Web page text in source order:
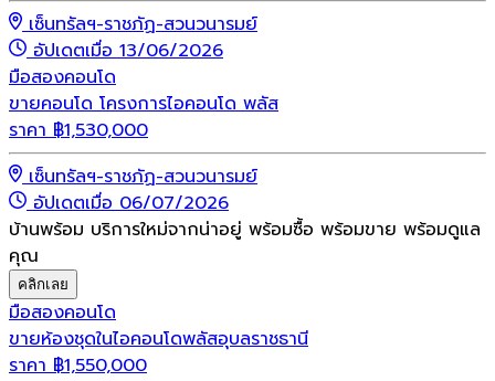
เซ็นทรัลฯ-ราชภัฏ-สวนวนารมย์
อัปเดตเมื่อ 13/06/2026
มือสองคอนโด
ขายคอนโด โครงการไอคอนโด พลัส
ราคา ฿1,530,000
เซ็นทรัลฯ-ราชภัฏ-สวนวนารมย์
อัปเดตเมื่อ 06/07/2026
บ้านพร้อม บริการใหม่จากน่าอยู่ พร้อมซื้อ พร้อมขาย พร้อมดูแล
คุณ
คลิกเลย
มือสองคอนโด
ขายห้องชุดในไอคอนโดพลัสอุบลราชธานี
ราคา ฿1,550,000